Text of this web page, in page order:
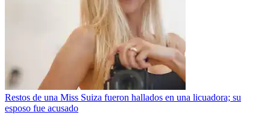
Restos de una Miss Suiza fueron hallados en una licuadora; su
esposo fue acusado